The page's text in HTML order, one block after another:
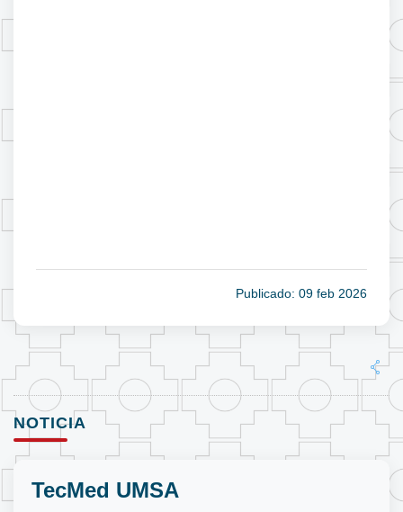
Publicado: 09 feb 2026
NOTICIA
TecMed UMSA